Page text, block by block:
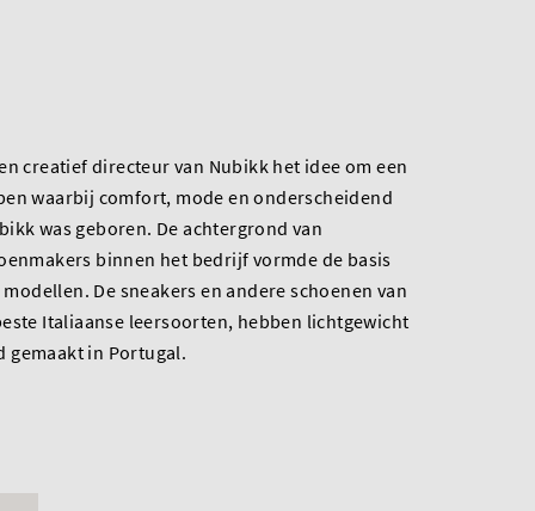
creatief directeur van Nubikk het idee om een
waarbij comfort, mode en onderscheidend
was geboren. De achtergrond van
binnen het bedrijf vormde de basis
De sneakers en andere schoenen van
Italiaanse leersoorten, hebben lichtgewicht
gemaakt in Portugal.